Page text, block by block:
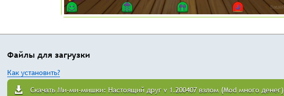
Файлы для загрузки
Как установить?
Скачать Ми-ми-мишки: Настоящий друг v 1.200407 взлом (Mod много денег)